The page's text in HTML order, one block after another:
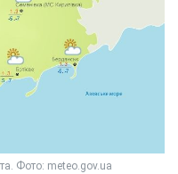
Фото: meteo.gov.ua